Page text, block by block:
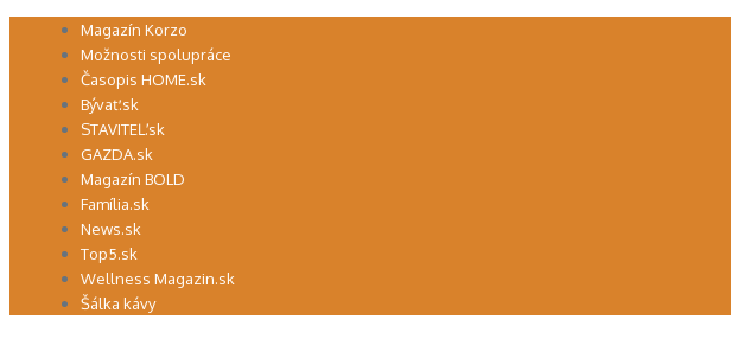
Preskočiť Magazín Korzo
Možnosti spolupráce
Časopis HOME.sk
Bývať.sk
STAVITEĽ.sk
GAZDA.sk
Magazín BOLD
Família.sk
News.sk
Top5.sk
Wellness Magazin.sk
Šálka kávy